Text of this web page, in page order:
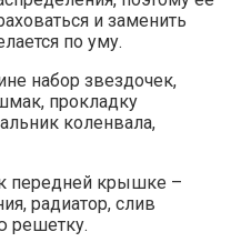
и заменить
по уму.
набор звездочек,
прокладку
коленвала,
передней крышке –
радиатор, слив
решетку.